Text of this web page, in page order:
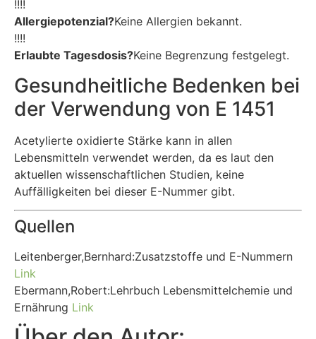
!!!!
Allergiepotenzial?Keine Allergien bekannt.
!!!!
Erlaubte Tagesdosis?Keine Begrenzung festgelegt.
Gesundheitliche Bedenken bei
der Verwendung von E 1451
Acetylierte oxidierte Stärke kann in allen
Lebensmitteln verwendet werden, da es laut den
aktuellen wissenschaftlichen Studien, keine
Auffälligkeiten bei dieser E-Nummer gibt.
Quellen
Leitenberger,Bernhard:Zusatzstoffe und E-Nummern
Link
Ebermann,Robert:Lehrbuch Lebensmittelchemie und
Ernährung Link